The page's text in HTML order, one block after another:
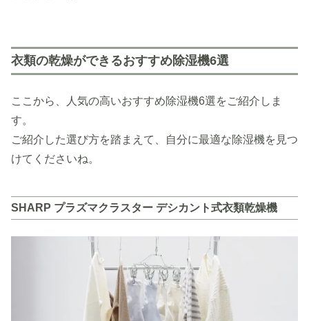
衣類の乾燥ができるおすすめ除湿機6選
ここから、人気の高いおすすめ除湿機6選をご紹介しま
す。
ご紹介した選び方を踏まえて、自分に最適な除湿機を見つ
けてくださいね。
SHARP プラズマクラスター デシカント式衣類乾燥機